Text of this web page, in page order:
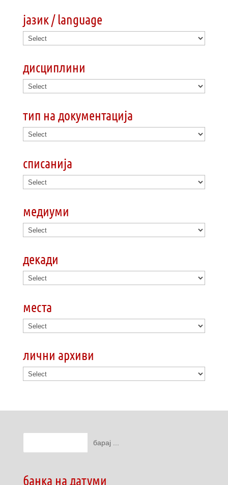
јазик / language
дисциплини
тип на документација
списанија
медиуми
декади
места
лични архиви
банка на датуми